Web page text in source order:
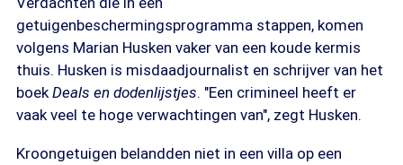
getuigenbeschermingsprogramma stappen, komen
volgens Marian Husken vaker van een koude kermis
thuis. Husken is misdaadjournalist en schrijver van het
boekDeals en dodenlijstjes. "Een crimineel heeft er
vaak veel te hoge verwachtingen van", zegt Husken.
Kroongetuigen belandden niet in een villa op een